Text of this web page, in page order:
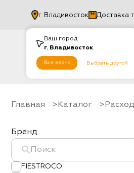
Ваш город
г. Владивосток
Все верно Выбрать другой
г. Владивосток Доставка
Главная Каталог
Бренд
FIESTROCO